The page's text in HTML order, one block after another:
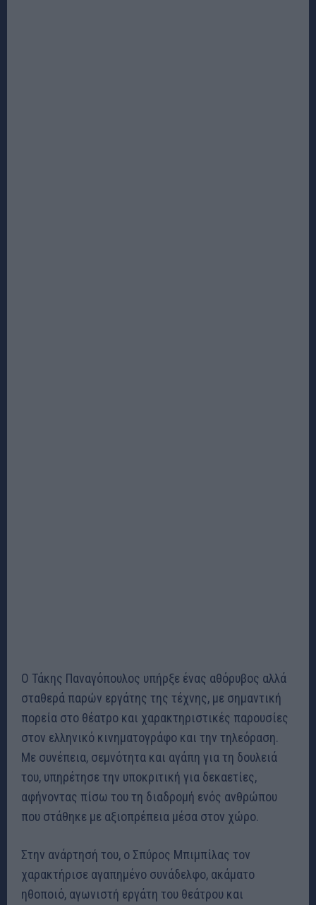
Ο Τάκης Παναγόπουλος υπήρξε ένας αθόρυβος αλλά
σταθερά παρών εργάτης της τέχνης, με σημαντική
πορεία στο θέατρο και χαρακτηριστικές παρουσίες
στον ελληνικό κινηματογράφο και την τηλεόραση.
Με συνέπεια, σεμνότητα και αγάπη για τη δουλειά
του, υπηρέτησε την υποκριτική για δεκαετίες,
αφήνοντας πίσω του τη διαδρομή ενός ανθρώπου
που στάθηκε με αξιοπρέπεια μέσα στον χώρο.
Στην ανάρτησή του, ο Σπύρος Μπιμπίλας τον
χαρακτήρισε αγαπημένο συνάδελφο, ακάματο
ηθοποιό, αγωνιστή εργάτη του θεάτρου και